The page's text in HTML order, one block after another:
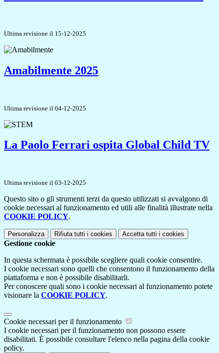
Ultima revisione il 15-12-2025
Amabilmente 2025
Ultima revisione il 04-12-2025
La Paolo Ferrari ospita Global Child TV
Ultima revisione il 03-12-2025
Questo sito o gli strumenti terzi da questo utilizzati si avvalgono di
cookie necessari al funzionamento ed utili alle finalità illustrate nella
COOKIE POLICY.
Personalizza Rifiuta tutti i cookies Accetta tutti i cookies
Gestione cookie
In questa schermata è possibile scegliere quali cookie consentire.
I cookie necessari sono quelli che consentono il funzionamento della
piattaforma e non è possibile disabilitarli.
Per conoscere quali sono i cookie necessari al funzionamento potete
visionare la COOKIE POLICY.
Cookie necessari per il funzionamento
I cookie necessari per il funzionamento non possono essere
disabilitati. È possibile consultare l'elenco nella pagina della cookie
policy.